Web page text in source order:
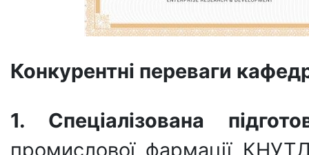
Конкурентні переваги
1. Спеціалізована
промислової фармації